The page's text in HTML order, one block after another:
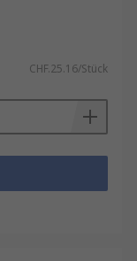
CHF.25.16/Stück